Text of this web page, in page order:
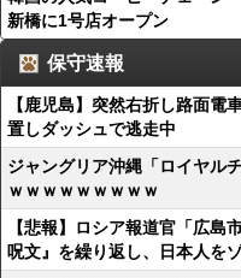
新橋に1号店オープン
保守速報
【鹿児島】突然右折し路面
置しダッシュで逃走中
ジャングリア沖縄「ロイヤル
ｗｗｗｗｗｗｗｗｗ
【悲報】ロシア報道官「広島
呪文』を繰り返し、日本人を